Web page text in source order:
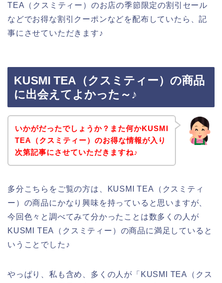
TEA（クスミティー）のお店の季節限定の割引セール
などでお得な割引クーポンなどを配布していたら、記
事にさせていただきます♪
KUSMI TEA（クスミティー）の商品
に出会えてよかった～♪
いかがだったでしょうか？また何かKUSMI
TEA（クスミティー）のお得な情報が入り
次第記事にさせていただきますね♪
多分こちらをご覧の方は、KUSMI TEA（クスミティ
ー）の商品にかなり興味を持っていると思いますが、
今回色々と調べてみて分かったことは数多くの人が
KUSMI TEA（クスミティー）の商品に満足していると
いうことでした♪
やっぱり、私も含め、多くの人が「KUSMI TEA（クス